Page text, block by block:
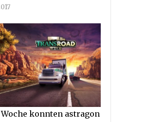
konnten astragon